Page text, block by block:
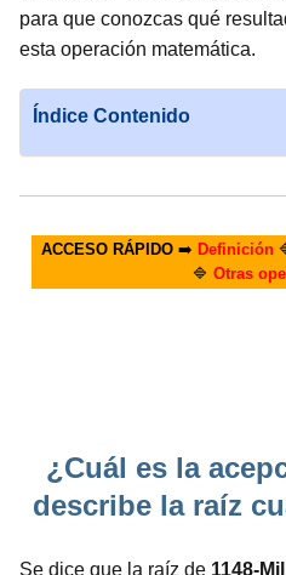
para que conozcas qué
esta operación matemática.
Índice Contenido
ACCESO RÁPIDO➡️ Definición
🔷 Otras
¿Cuál es la
describe la raíz
Se dice que la raíz de 1148-